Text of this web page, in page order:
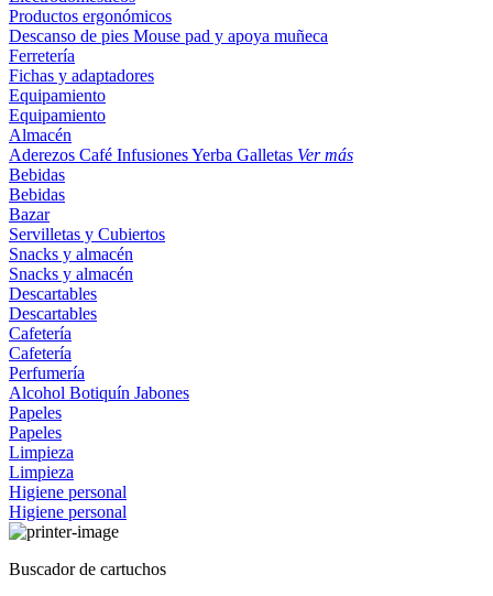
Productos ergonómicos
Descanso de pies Mouse pad y apoya muñeca
Ferretería
Fichas y adaptadores
Equipamiento
Equipamiento
Almacén
Aderezos Café InfusionesYerba Galletas Ver más
Bebidas
Bebidas
Bazar
Servilletas y Cubiertos
Snacks y almacén
Snacks y almacén
Descartables
Descartables
Cafetería
Cafetería
Perfumería
Alcohol Botiquín Jabones
Papeles
Papeles
Limpieza
Limpieza
Higiene personal
Higiene personal
Buscador de cartuchos